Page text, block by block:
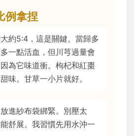
例拿捏
約5:4，這是關鍵。當歸多
一點活血，但川芎過量會
為它味道衝。枸杞和紅棗
味。甘草一小片就好。
進紗布袋綁緊。別壓太
舒展。我習慣先用水沖一